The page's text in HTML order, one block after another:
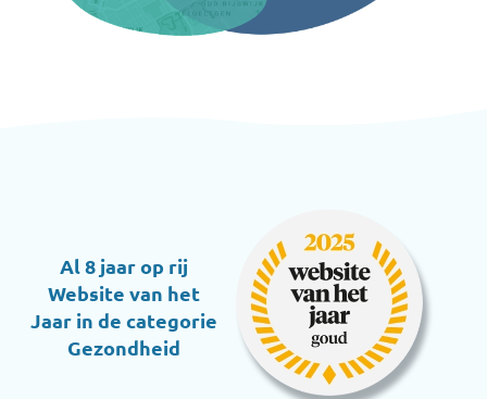
Al 8 jaar op rij
Website van het
Jaar in de categorie
Gezondheid